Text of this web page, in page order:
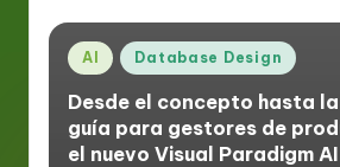
Publicado
en
AI Database Design
Desde el concepto hasta la
guía para gestores de
el nuevo Visual Paradigm